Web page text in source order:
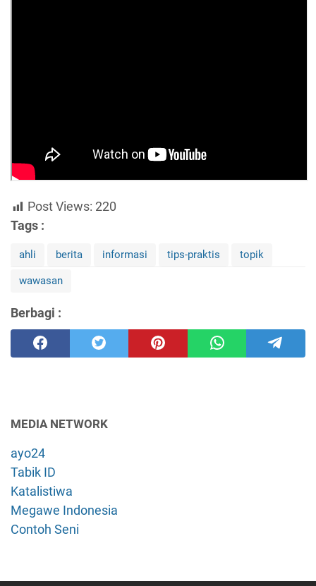
Post Views: 220
Tags :
ahli berita informasi tips-praktis topik
wawasan
Berbagi :
MEDIA NETWORK
ayo24
Tabik ID
Katalistiwa
Megawe Indonesia
Contoh Seni